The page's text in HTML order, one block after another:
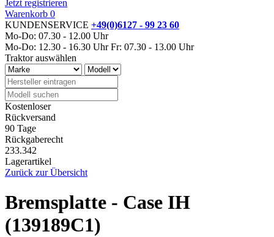
Jetzt registrieren
Warenkorb 0
KUNDENSERVICE +49(0)6127 - 99 23 60
Mo-Do: 07.30 - 12.00 Uhr
Mo-Do: 12.30 - 16.30 Uhr Fr: 07.30 - 13.00 Uhr
Traktor auswählen
Kostenloser
Rückversand
90 Tage
Rückgaberecht
233.342
Lagerartikel
Zurück zur Übersicht
Bremsplatte - Case IH
(139189C1)